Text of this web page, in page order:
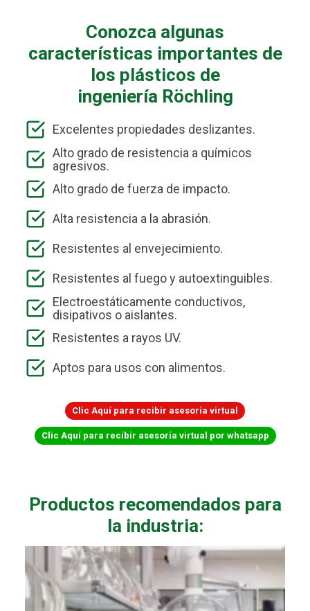
Conozca algunas
características importantes de
los plásticos de
ingeniería Röchling
Excelentes propiedades deslizantes.
Alto grado de resistencia a químicos
agresivos.
Alto grado de fuerza de impacto.
Alta resistencia a la abrasión.
Resistentes al envejecimiento.
Resistentes al fuego y autoextinguibles.
Electroestáticamente conductivos,
disipativos o aislantes.
Resistentes a rayos UV.
Aptos para usos con alimentos.
Clic Aquí para recibir asesoría virtual
Clic Aquí para recibir asesoría virtual por whatsapp
Productos recomendados para
la industria: